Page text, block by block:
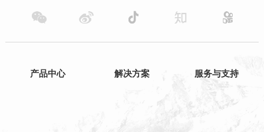
产品中心 解决方案 服务与支持